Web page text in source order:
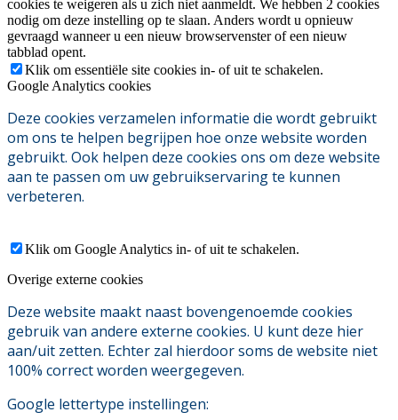
cookies te weigeren als u zich niet aanmeldt. We hebben 2 cookies
nodig om deze instelling op te slaan. Anders wordt u opnieuw
gevraagd wanneer u een nieuw browservenster of een nieuw
tabblad opent.
Klik om essentiële site cookies in- of uit te schakelen.
Google Analytics cookies
Deze cookies verzamelen informatie die wordt gebruikt
om ons te helpen begrijpen hoe onze website worden
gebruikt. Ook helpen deze cookies ons om deze website
aan te passen om uw gebruikservaring te kunnen
verbeteren.
Klik om Google Analytics in- of uit te schakelen.
Overige externe cookies
Deze website maakt naast bovengenoemde cookies
gebruik van andere externe cookies. U kunt deze hier
aan/uit zetten. Echter zal hierdoor soms de website niet
100% correct worden weergegeven.
Google lettertype instellingen: